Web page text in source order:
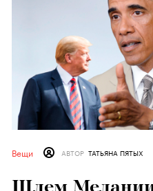
Вещи АВТОР ТАТЬЯНА ПЯТЫХ
Шлем